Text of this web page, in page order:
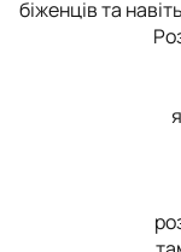
біженців та